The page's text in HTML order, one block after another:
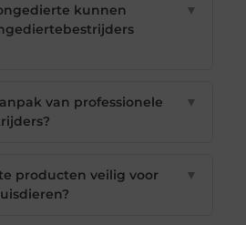
kunnen
▼
van professionele
▼
producten veilig voor
▼